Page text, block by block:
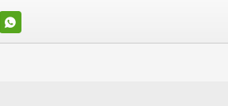
WHATSAPP